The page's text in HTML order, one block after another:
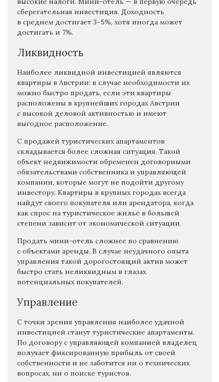
сберегательная инвестиция. Доходность
в среднем достигает 3–5%, хотя иногда может
достигать и 7%.
Ликвидность
Наиболее ликвидной инвестицией являются
квартиры в Австрии: в случае необходимости их
можно быстро продать, если эти квартиры
расположены в крупнейших городах Австрии
с высокой деловой активностью и имеют
выгодное расположение.
С продажей туристических апартаментов
складывается более сложная ситуация. Такой
объект недвижимости обременен договорными
обязательствами собственника и управляющей
компании, которые могут не подойти другому
инвестору. Квартиры в крупных городах всегда
найдут своего покупателя или арендатора, когда
как спрос на туристическое жилье в большей
степени зависит от экономической ситуации.
Продать мини-отель сложнее по сравнению
с объектами аренды. В случае неудачного опыта
управления такой дорогостоящий актив может
быстро стать неликвидным в глазах
потенциальных покупателей.
Управление
С точки зрения управления наиболее удачной
инвестицией станут туристические апартаменты.
По договору с управляющей компанией владелец
получает фиксированную прибыль от своей
собственности и не заботится ни о технических
вопросах, ни о поиске туристов.